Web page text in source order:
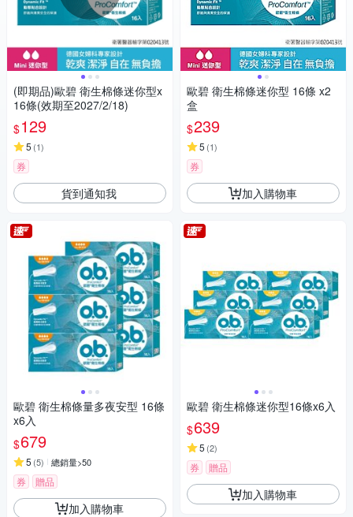
(即期品)歐碧 衛生棉條迷你型x
16條(效期至2027/2/18)
$129
5 (1)
券
貨到通知我
歐碧 衛生棉條量多夜安型 16條
x6入
$679
5 (5) 總銷量>50
券 贈品
加入購物車
歐碧 衛生棉條迷你型 16條 x2
盒
$239
5 (1)
券
加入購物車
歐碧 衛生棉條迷你型16條x6入
$639
5 (2)
券 贈品
加入購物車